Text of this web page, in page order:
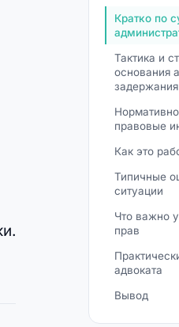
Кратко по
Тактика и
основания
задержания
правовые
Как это
Типичные
ситуации
Что важно
прав
адвоката
Вывод